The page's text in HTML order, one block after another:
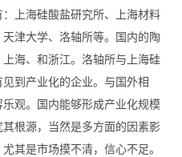
上海硅酸盐研究所、上海材料
津大学、洛轴所等。国内的陶
海、和浙江。洛轴所与上海硅
到产业化的企业。与国外相
观。国内能够形成产业化规模
根源，当然是多方面的因素影
其是市场摸不清，信心不足。